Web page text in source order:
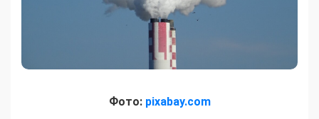
Фото: pixabay.com